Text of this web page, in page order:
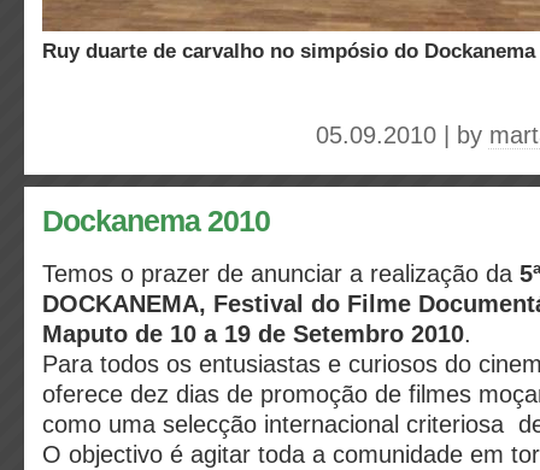
ruy duarte de carvalho no simpósio do Dockanema
05.09.2010 | by
Dockanema 2010
Temos o prazer de anunciar a realização da
DOCKANEMA, Festival do Filme
Maputo de 10 a 19 de Setembro 2010.
Para todos os entusiastas e curiosos do
oferece dez dias de promoção de filmes
como uma selecção internacional criteriosa
O objectivo é agitar toda a comunidade em